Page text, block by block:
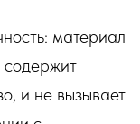
материал
содержит
и не вызывает